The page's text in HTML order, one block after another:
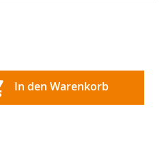
In den Warenkorb